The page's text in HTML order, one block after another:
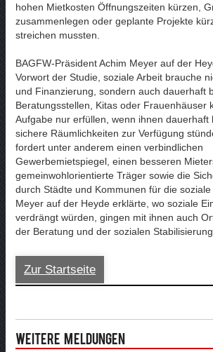
hohen Mietkosten Öffnungszeiten kürzen,
zusammenlegen oder geplante Projekte
streichen mussten.
BAGFW-Präsident Achim Meyer auf der
Vorwort der Studie, soziale Arbeit brauche
und Finanzierung, sondern auch dauerhaft
Beratungsstellen, Kitas oder Frauenhäuser
Aufgabe nur erfüllen, wenn ihnen dauerhaft
sichere Räumlichkeiten zur Verfügung
fordert unter anderem einen verbindlichen
Gewerbemietspiegel, einen besseren
gemeinwohlorientierte Träger sowie die
durch Städte und Kommunen für die soziale
Meyer auf der Heyde erklärte, wo soziale
verdrängt würden, gingen mit ihnen auch
der Beratung und der sozialen Stabilisierung
Zur Startseite
Weitere Meldungen